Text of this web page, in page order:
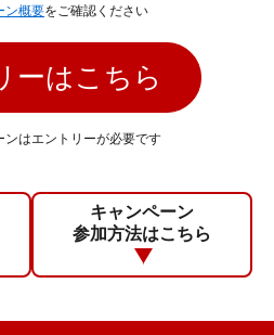
ン概要をご確認ください
ーはこちら
はエントリーが必要です
キャンペーン
参加方法はこちら